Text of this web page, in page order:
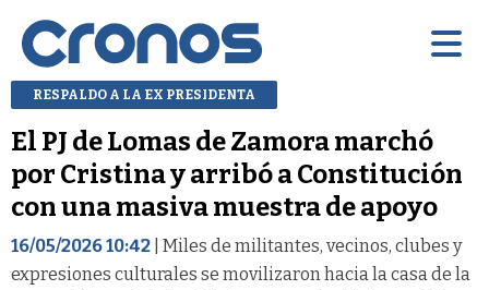
RESPALDO A LA EX PRESIDENTA
El PJ de Lomas de Zamora marchó
por Cristina y arribó a Constitución
con una masiva muestra de apoyo
16/05/2026 10:42 | Miles de militantes, vecinos, clubes y
expresiones culturales se movilizaron hacia la casa de la